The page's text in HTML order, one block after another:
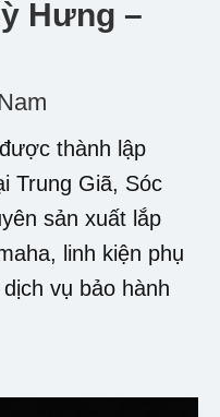
Hưng –
thành lập
Trung Giã, Sóc
sản xuất lắp
linh kiện phụ
vụ bảo hành